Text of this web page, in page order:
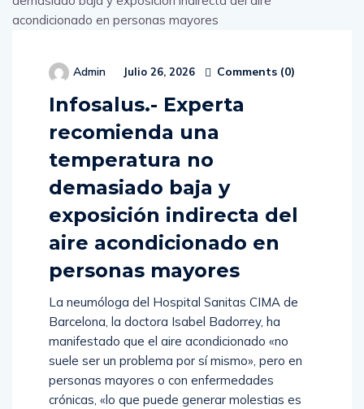
Admin Julio 26, 2026 Comments (0)
Infosalus.- Experta
recomienda una
temperatura no
demasiado baja y
exposición indirecta del
aire acondicionado en
personas mayores
La neumóloga del Hospital Sanitas CIMA de
Barcelona, la doctora Isabel Badorrey, ha
manifestado que el aire acondicionado «no
suele ser un problema por sí mismo», pero en
personas mayores o con enfermedades
crónicas, «lo que puede generar molestias es